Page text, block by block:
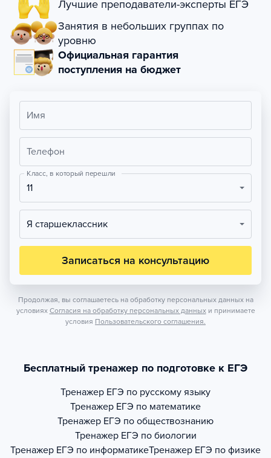
Лучшие преподаватели-эксперты ЕГЭ
Занятия в небольших группах по
уровню
Официальная гарантия
поступления на бюджет
Имя
Телефон
Класс, в который перешли
11
Я старшеклассник
Записаться на консультацию
Продолжая, вы соглашаетесь на обработку персональных данных на
условиях Согласия на обработку персональных данных и принимаете
условия Пользовательского соглашения.
Бесплатный тренажер по подготовке к ЕГЭ
Тренажер ЕГЭ по русскому языку
Тренажер ЕГЭ по математике
Тренажер ЕГЭ по обществознанию
Тренажер ЕГЭ по биологии
Тренажер ЕГЭ по информатикеТренажер ЕГЭ по физике